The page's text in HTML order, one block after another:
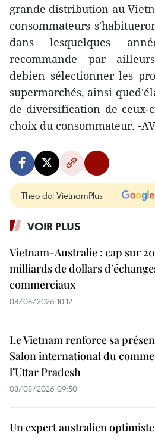
grande distribution au
consommateurs
dans lesquelques
recommande par
debien sélectionner les
supermarchés, ainsi
de diversification de
choix du consommateur. -
Theo dõi VietnamPlus
VOIR PLUS
Vietnam-Australie : cap sur 20
milliards de dollars
commerciaux
08/08/2026 10:12
Le Vietnam renforce sa
Salon international du
l’Uttar Pradesh
08/08/2026 09:50
Un expert australien